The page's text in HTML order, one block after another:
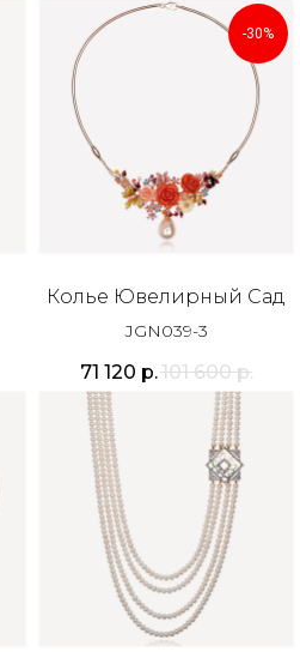
-30%
Колье Ювелирный Сад
JGN039-3
71 120 р.101 600 р.